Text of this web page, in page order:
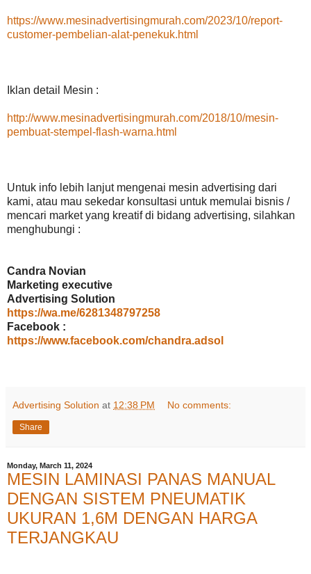
https://www.mesinadvertisingmurah.com/2023/10/report-
customer-pembelian-alat-penekuk.html
Iklan detail Mesin :
http://www.mesinadvertisingmurah.com/2018/10/mesin-
pembuat-stempel-flash-warna.html
Untuk info lebih lanjut mengenai mesin advertising dari
kami, atau mau sekedar konsultasi untuk memulai bisnis /
mencari market yang kreatif di bidang advertising, silahkan
menghubungi :
Candra Novian
Marketing executive
Advertising Solution
https://wa.me/6281348797258
Facebook :
https://www.facebook.com/chandra.adsol
Advertising Solution at 12:38 PM No comments:
Share
Monday, March 11, 2024
MESIN LAMINASI PANAS MANUAL
DENGAN SISTEM PNEUMATIK
UKURAN 1,6M DENGAN HARGA
TERJANGKAU